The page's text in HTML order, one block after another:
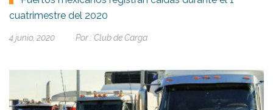
cuatrimestre del 2020
4 junio, 2020 Por : Club de Carga